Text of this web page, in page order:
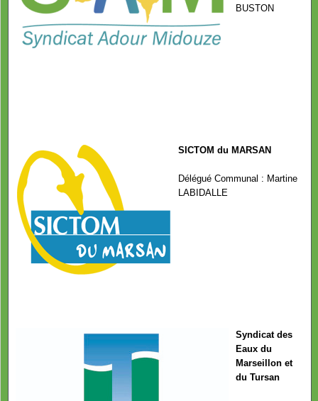
BUSTON
SICTOM du MARSAN
Délégué Communal : Martine
LABIDALLE
Syndicat des
Eaux du
Marseillon et
du Tursan